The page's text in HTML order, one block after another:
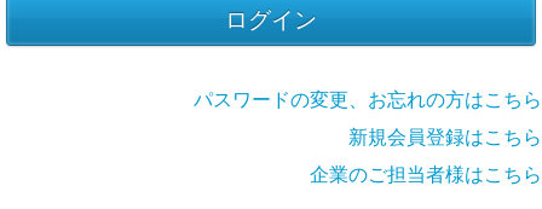
パスワードの変更、お忘れの方はこちら
新規会員登録はこちら
企業のご担当者様はこちら